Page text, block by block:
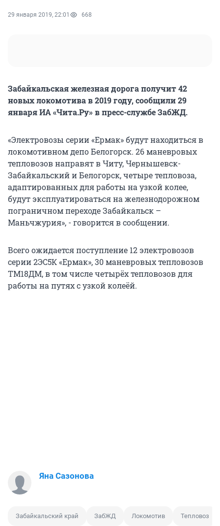
29 января 2019, 22:01 668
Забайкальская железная дорога получит 42
новых локомотива в 2019 году, сообщили 29
января ИА «Чита.Ру» в пресс-службе ЗабЖД.
«Электровозы серии «Ермак» будут находиться в
локомотивном депо Белогорск. 26 маневровых
тепловозов направят в Читу, Чернышевск-
Забайкальский и Белогорск, четыре тепловоза,
адаптированных для работы на узкой колее,
будут эксплуатироваться на железнодорожном
пограничном переходе Забайкальск –
Маньчжурия», - говорится в сообщении.
Всего ожидается поступление 12 электровозов
серии 2ЭС5К «Ермак», 30 маневровых тепловозов
ТМ18ДМ, в том числе четырёх тепловозов для
работы на путях с узкой колеёй.
Яна Сазонова
Забайкальский край ЗабЖД Локомотив Тепловоз